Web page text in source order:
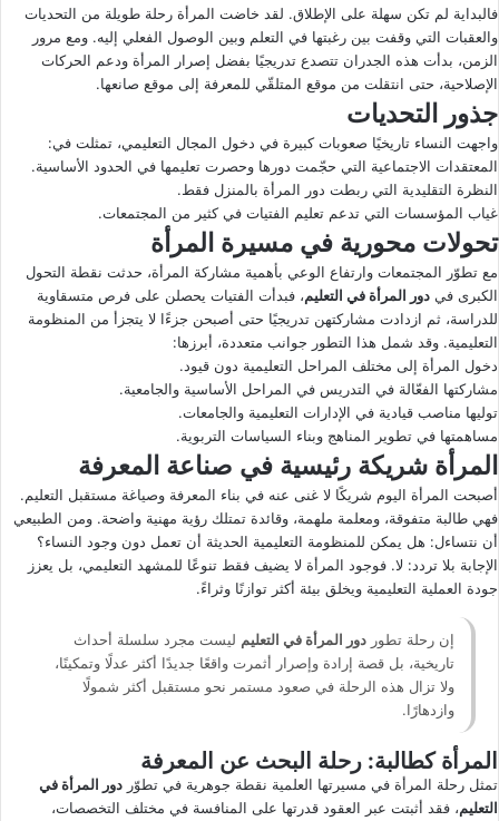
فالبداية لم تكن سهلة على الإطلاق. لقد خاضت المرأة رحلة طويلة من التحديات
والعقبات التي وقفت بين رغبتها في التعلم وبين الوصول الفعلي إليه. ومع مرور
الزمن، بدأت هذه الجدران تتصدع تدريجيًا بفضل إصرار المرأة ودعم الحركات
الإصلاحية، حتى انتقلت من موقع المتلقّي للمعرفة إلى موقع صانعها.
جذور التحديات
واجهت النساء تاريخيًا صعوبات كبيرة في دخول المجال التعليمي، تمثلت في:
المعتقدات الاجتماعية التي حجّمت دورها وحصرت تعليمها في الحدود الأساسية.
النظرة التقليدية التي ربطت دور المرأة بالمنزل فقط.
غياب المؤسسات التي تدعم تعليم الفتيات في كثير من المجتمعات.
تحولات محورية في مسيرة المرأة
مع تطوّر المجتمعات وارتفاع الوعي بأهمية مشاركة المرأة، حدثت نقطة التحول
الكبرى في دور المرأة في التعليم، فبدأت الفتيات يحصلن على فرص متسقاوية
للدراسة، ثم ازدادت مشاركتهن تدريجيًا حتى أصبحن جزءًا لا يتجزأ من المنظومة
التعليمية. وقد شمل هذا التطور جوانب متعددة، أبرزها:
دخول المرأة إلى مختلف المراحل التعليمية دون قيود.
مشاركتها الفعّالة في التدريس في المراحل الأساسية والجامعية.
توليها مناصب قيادية في الإدارات التعليمية والجامعات.
مساهمتها في تطوير المناهج وبناء السياسات التربوية.
المرأة شريكة رئيسية في صناعة المعرفة
أصبحت المرأة اليوم شريكًا لا غنى عنه في بناء المعرفة وصياغة مستقبل التعليم.
فهي طالبة متفوقة، ومعلمة ملهمة، وقائدة تمتلك رؤية مهنية واضحة. ومن الطبيعي
أن نتساءل: هل يمكن للمنظومة التعليمية الحديثة أن تعمل دون وجود النساء؟
الإجابة بلا تردد: لا. فوجود المرأة لا يضيف فقط تنوعًا للمشهد التعليمي، بل يعزز
جودة العملية التعليمية ويخلق بيئة أكثر توازنًا وثراءً.
إن رحلة تطور دور المرأة في التعليم ليست مجرد سلسلة أحداث
تاريخية، بل قصة إرادة وإصرار أثمرت واقعًا جديدًا أكثر عدلًا وتمكينًا،
ولا تزال هذه الرحلة في صعود مستمر نحو مستقبل أكثر شمولًا
وازدهارًا.
المرأة كطالبة: رحلة البحث عن المعرفة
تمثل رحلة المرأة في مسيرتها العلمية نقطة جوهرية في تطوّر دور المرأة في
التعليم، فقد أثبتت عبر العقود قدرتها على المنافسة في مختلف التخصصات،